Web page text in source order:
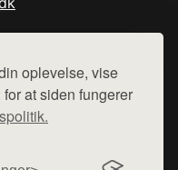
oplevelse, vise
at siden fungerer
henviser til de shops,